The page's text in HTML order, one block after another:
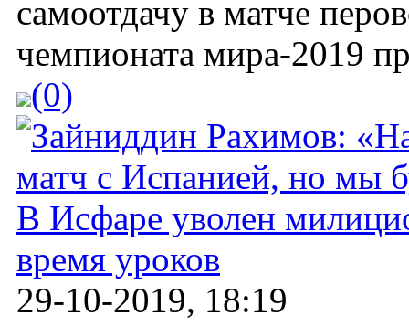
самоотдачу в матче
чемпионата мира-2019
(0)
В Исфаре уволен
время уроков
29-10-2019, 18:19